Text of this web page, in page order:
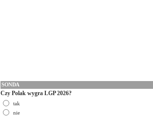
SONDA
Czy Polak wygra LGP 2026?
tak
nie